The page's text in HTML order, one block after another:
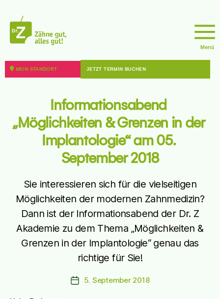
z
Menü
MEIN STANDORT JETZT TERMIN BUCHEN
Informationsabend
„Möglichkeiten & Grenzen in der
Implantologie“ am 05.
September 2018
Sie interessieren sich für die vielseitigen
Möglichkeiten der modernen Zahnmedizin?
Dann ist der Informationsabend der Dr. Z
Akademie zu dem Thema „Möglichkeiten &
Grenzen in der Implantologie“ genau das
richtige für Sie!
Beitragsdatum
5. September 2018